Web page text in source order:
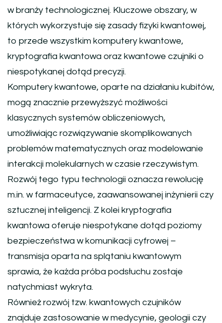
w branży technologicznej. Kluczowe obszary, w
których wykorzystuje się zasady fizyki kwantowej,
to przede wszystkim komputery kwantowe,
kryptografia kwantowa oraz kwantowe czujniki o
niespotykanej dotąd precyzji.
Komputery kwantowe, oparte na działaniu kubitów,
mogą znacznie przewyższyć możliwości
klasycznych systemów obliczeniowych,
umożliwiając rozwiązywanie skomplikowanych
problemów matematycznych oraz modelowanie
interakcji molekularnych w czasie rzeczywistym.
Rozwój tego typu technologii oznacza rewolucję
m.in. w farmaceutyce, zaawansowanej inżynierii czy
sztucznej inteligencji. Z kolei kryptografia
kwantowa oferuje niespotykane dotąd poziomy
bezpieczeństwa w komunikacji cyfrowej –
transmisja oparta na splątaniu kwantowym
sprawia, że każda próba podsłuchu zostaje
natychmiast wykryta.
Również rozwój tzw. kwantowych czujników
znajduje zastosowanie w medycynie, geologii czy